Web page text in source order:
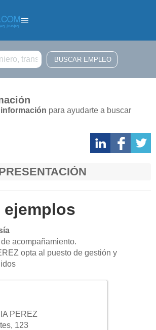
información para ayudarte a buscar
acompañamiento.
opta al puesto de gestión y
PEREZ
123